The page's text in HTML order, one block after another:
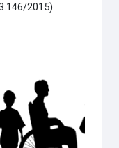
2015).